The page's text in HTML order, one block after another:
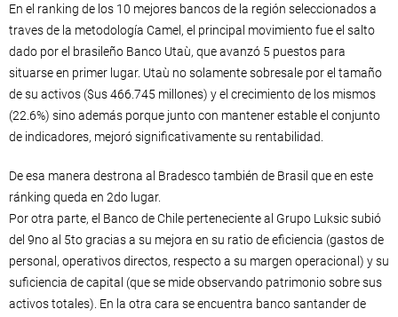
En el ranking de los 10 mejores bancos de la región seleccionados a
traves de la metodología Camel, el principal movimiento fue el salto
dado por el brasileño Banco Utaù, que avanzó 5 puestos para
situarse en primer lugar. Utaù no solamente sobresale por el tamaño
de su activos ($us 466.745 millones) y el crecimiento de los mismos
(22.6%) sino además porque junto con mantener estable el conjunto
de indicadores, mejoró significativamente su rentabilidad.
De esa manera destrona al Bradesco también de Brasil que en este
ránking queda en 2do lugar.
Por otra parte, el Banco de Chile perteneciente al Grupo Luksic subió
del 9no al 5to gracias a su mejora en su ratio de eficiencia (gastos de
personal, operativos directos, respecto a su margen operacional) y su
suficiencia de capital (que se mide observando patrimonio sobre sus
activos totales). En la otra cara se encuentra banco santander de